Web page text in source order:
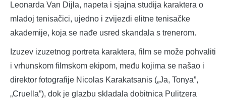
Leonarda Van Dijla, napeta i sjajna studija karaktera o
mladoj tenisačici, ujedno i zvijezdi elitne tenisačke
akademije, koja se nađe usred skandala s trenerom.
Izuzev izuzetnog portreta karaktera, film se može pohvaliti
i vrhunskom filmskom ekipom, među kojima se našao i
direktor fotografije Nicolas Karakatsanis („Ja, Tonya”,
„Cruella”), dok je glazbu skladala dobitnica Pulitzera